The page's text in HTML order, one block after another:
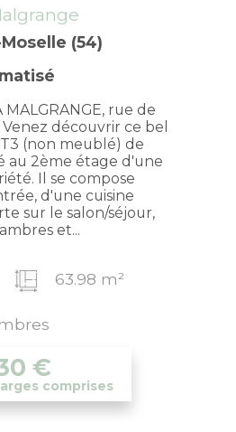
(54)
MALGRANGE, rue de
découvrir ce bel
(non meublé) de
au 2ème étage d'une
Il se compose
d'une cuisine
sur le salon/séjour,
et...
€
comprises
63.98 m²